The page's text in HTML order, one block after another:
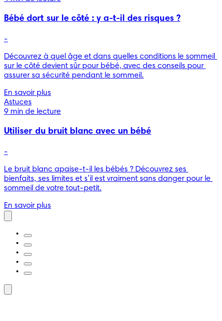
Bébé dort sur le côté : y a-t-il des risques ?
-
Découvrez à quel âge et dans quelles conditions le sommeil
sur le côté devient sûr pour bébé, avec des conseils pour
assurer sa sécurité pendant le sommeil.
En savoir plus
Astuces
9 min de lecture
Utiliser du bruit blanc avec un bébé
-
Le bruit blanc apaise-t-il les bébés ? Découvrez ses
bienfaits, ses limites et s’il est vraiment sans danger pour le
sommeil de votre tout-petit.
En savoir plus